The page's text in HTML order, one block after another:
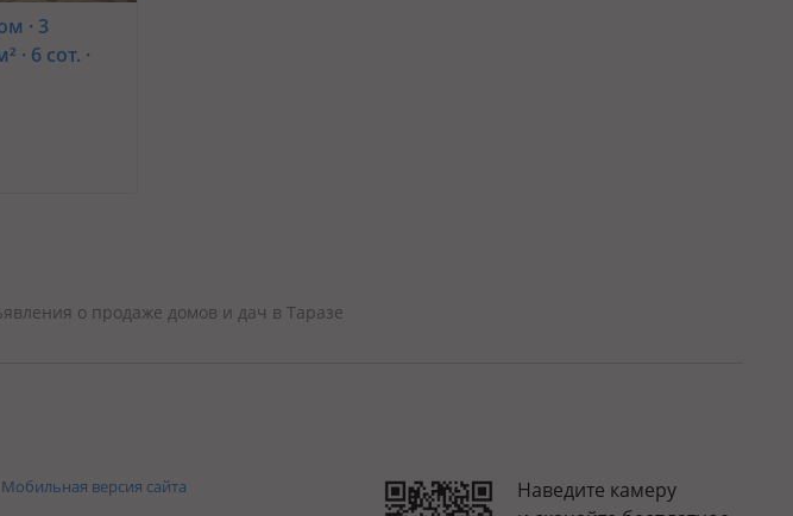
· 3
· 6 сот. ·
—
о продаже домов и дач в Таразе
Мобильная версия сайта
Наведите камеру